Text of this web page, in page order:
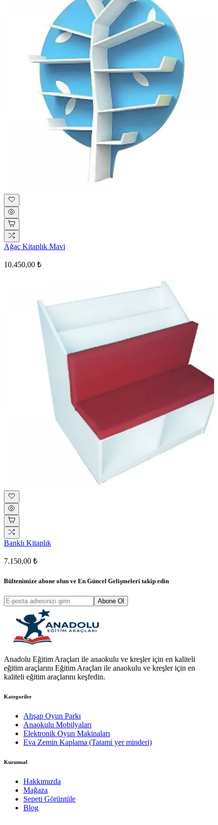
Ağaç Kitaplık Mavi
10.450,00 ₺
Banklı Kitaplık
7.150,00 ₺
Bültenimize abone olun ve En Güncel Gelişmeleri takip edin
Abone Ol
Anadolu Eğitim Araçları ile anaokulu ve kreşler için en kaliteli
eğitim araçlarını Eğitim Araçları ile anaokulu ve kreşler için en
kaliteli eğitim araçlarını keşfedin.
Kategoriler
Ahşap Oyun Parkı
Anaokulu Mobilyaları
Elektronik Oyun Makinaları
Eva Zemin Kaplama (Tatami yer minderi)
Kurumsal
Hakkımızda
Mağaza
Sepeti Görüntüle
Blog